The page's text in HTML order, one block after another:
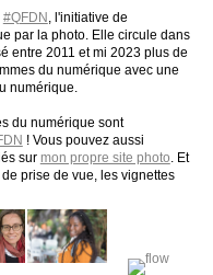
#QFDN
, l'initiative de
par la photo. Elle circule dans
entre 2011 et mi 2023 plus de
du numérique avec une
numérique.
du numérique sont
! Vous pouvez aussi
sur mon propre site photo . Et
prise de vue, les vignettes